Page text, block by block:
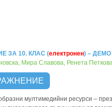
ЗА 10. КЛАС (електронен) – ДЕМО
Мира Славова, Ренета
мултимедийни ресурси –